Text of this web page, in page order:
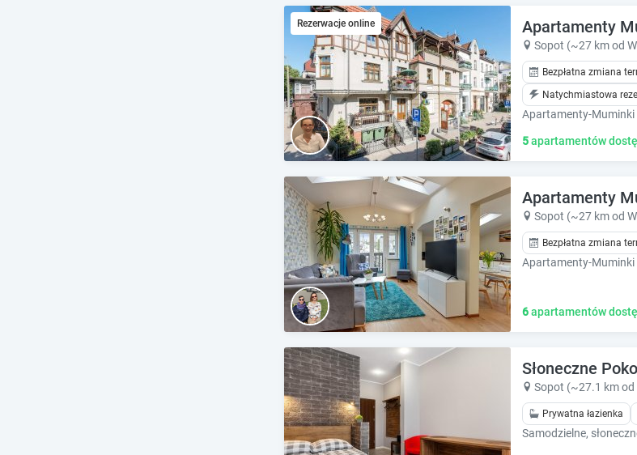
Rezerwacje online Apartamenty
Sopot (~27 km od
Bezpłatna zmiana
Natychmiastowa
5apartamentów
Apartamenty
Sopot (~27 km od
Bezpłatna zmiana
6apartamentów
Słoneczne
Sopot (~27.1 km od
Prywatna łazienka